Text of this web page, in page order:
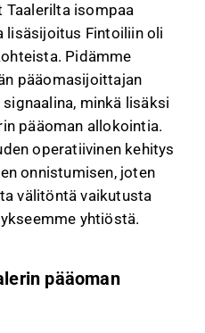
Taaleri omistaa
sijoitus on Taalerin
mikä korostaa
merkitystä
osan Taalerin
yhtiö voi edelleen
MEUR:n edestä
puitteissa.
foorumilla.
Taalerilta isompaa
lisäsijoitus Fintoiliin oli
Pidämme
pääomasijoittajan
minkä lisäksi
pääoman allokointia.
operatiivinen kehitys
onnistumisen, joten
välitöntä vaikutusta
yhtiöstä.
pääoman